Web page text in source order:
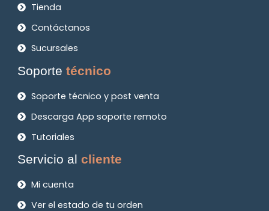
Tienda
Contáctanos
Sucursales
Soportetécnico
Soporte técnico y post venta
Descarga App soporte remoto
Tutoriales
Servicio alcliente
Mi cuenta
Ver el estado de tu orden